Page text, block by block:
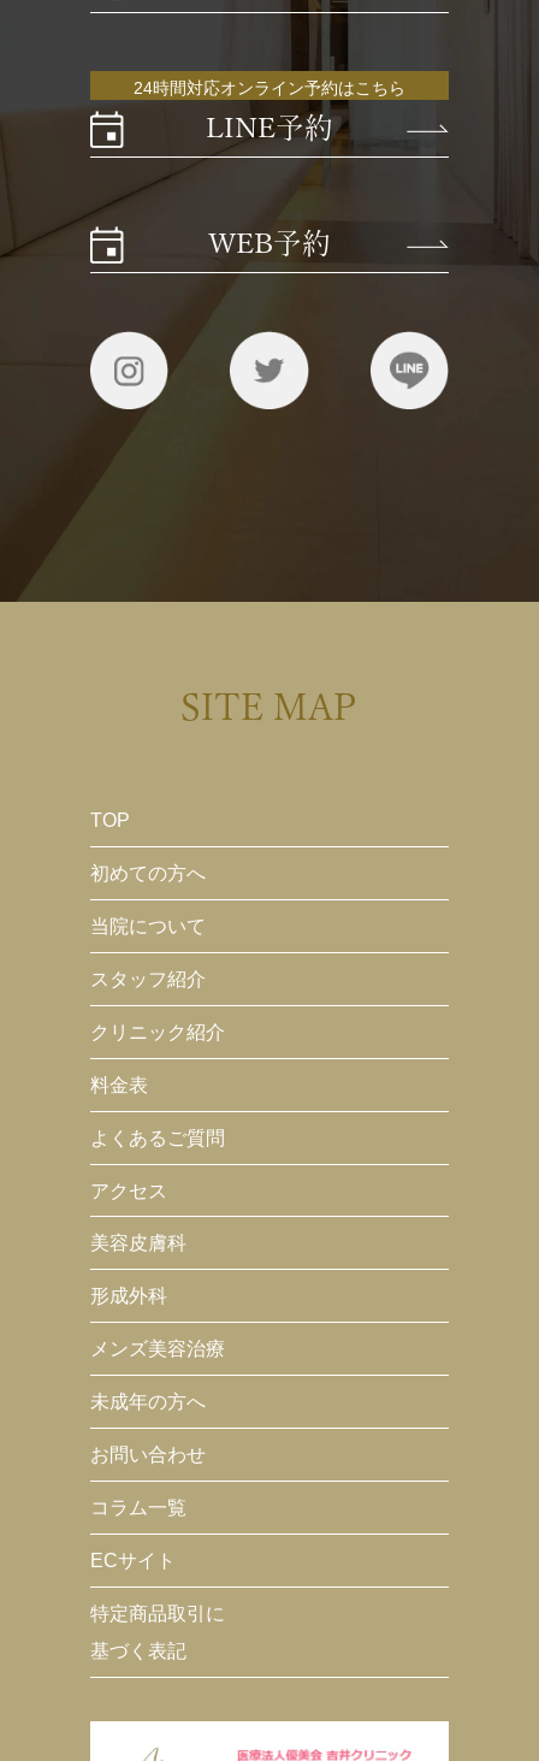
24時間対応オンライン予約はこちら
LINE予約
WEB予約
SITE MAP
TOP
初めての方へ
当院について
スタッフ紹介
クリニック紹介
料金表
よくあるご質問
アクセス
美容皮膚科
形成外科
メンズ美容治療
未成年の方へ
お問い合わせ
コラム一覧
ECサイト
特定商品取引に
基づく表記